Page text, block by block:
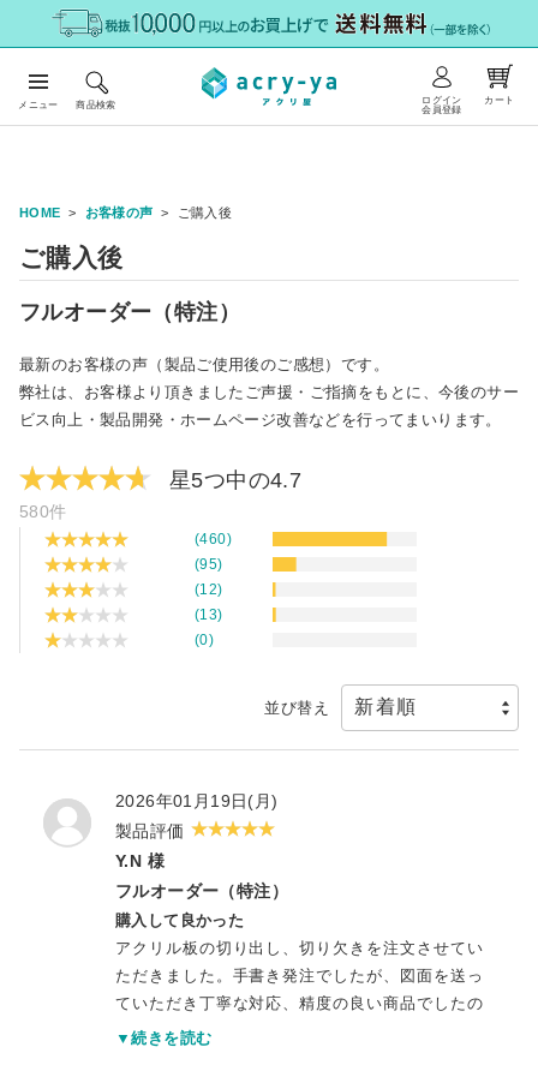
メニュー 商品検索
ログイン
会員登録
カート
HOME お客様の声 ご購入後
ご購入後
フルオーダー（特注）
最新のお客様の声（製品ご使用後のご感想）です。
弊社は、お客様より頂きましたご声援・ご指摘をもとに、今後のサー
ビス向上・製品開発・ホームページ改善などを行ってまいります。
星5つ中の4.7
580件
(460)
(95)
(12)
(13)
(0)
並び替え
2026年01月19日(月)
製品評価
Y.N 様
フルオーダー（特注）
購入して良かった
アクリル板の切り出し、切り欠きを注文させてい
ただきました。手書き発注でしたが、図面を送っ
ていただき丁寧な対応、精度の良い商品でしたの
でまた、機会があれば発注させていただきたいと
▼続きを読む